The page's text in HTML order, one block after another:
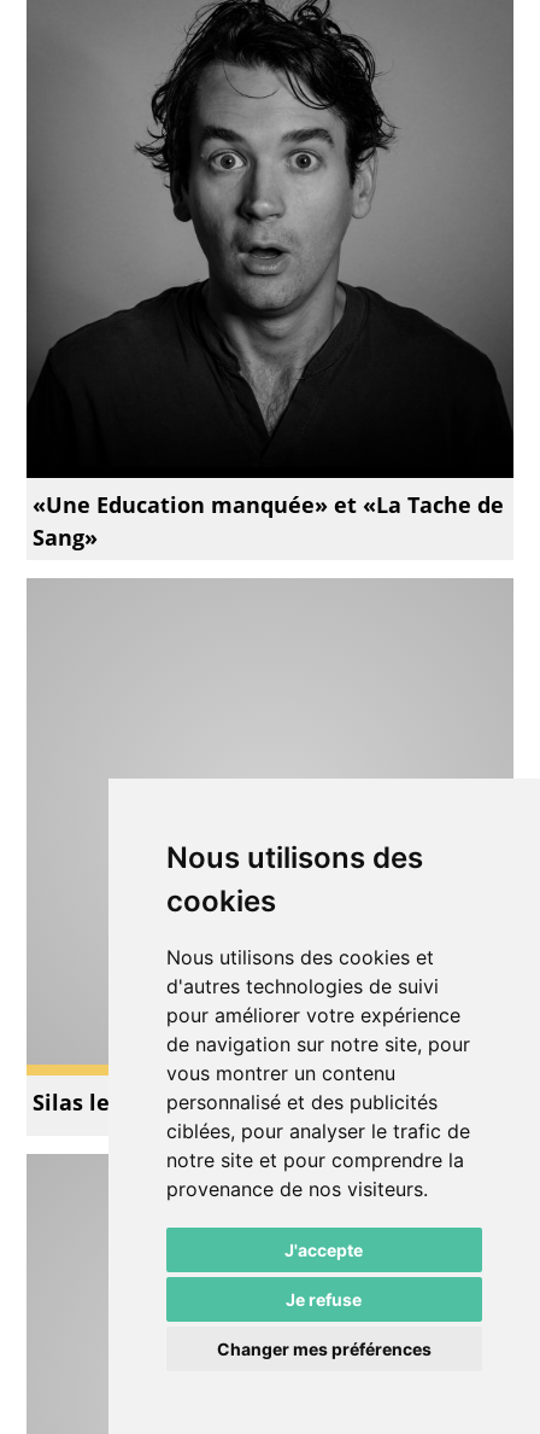
Nous utilisons des
cookies
Nous utilisons des cookies et
d'autres technologies de suivi
pour améliorer votre expérience
de navigation sur notre site, pour
vous montrer un contenu
personnalisé et des publicités
ciblées, pour analyser le trafic de
notre site et pour comprendre la
provenance de nos visiteurs.
J'accepte
Je refuse
Changer mes préférences
«Une Education manquée» et «La Tache de
Sang»
Silas le Petit Astronaute